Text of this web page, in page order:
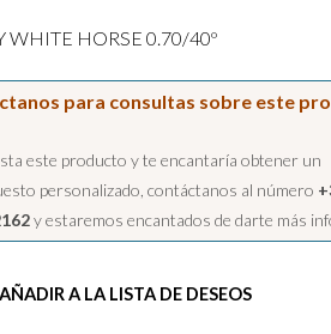
WHITE HORSE 0.70/40º
para consultas sobre este
este producto y te encantaría obtener un
personalizado, contáctanos al número
y estaremos encantados de darte más
AÑADIR A LA LISTA DE DESEOS